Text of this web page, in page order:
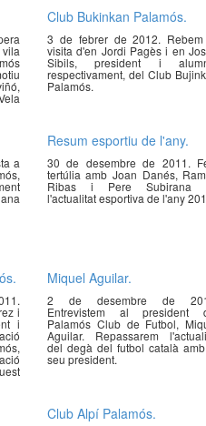
Club Bukinkan Palamós.
3 de febrer de 2012.
visita d'en Jordi Pagès i en
Sibils, president i
respectivament, del Club
Palamós.
a
Resum esportiu de l'any.
30 de desembre de 2011.
tertúlia amb Joan Danés,
Ribas i Pere Subirana
l'actualitat esportiva de l'any
i
i
Miquel Aguilar.
2 de desembre de
Entrevistem al president
Palamós Club de Futbol,
Aguilar. Repassarem
del degà del futbol català
seu president.
Club Alpí Palamós.